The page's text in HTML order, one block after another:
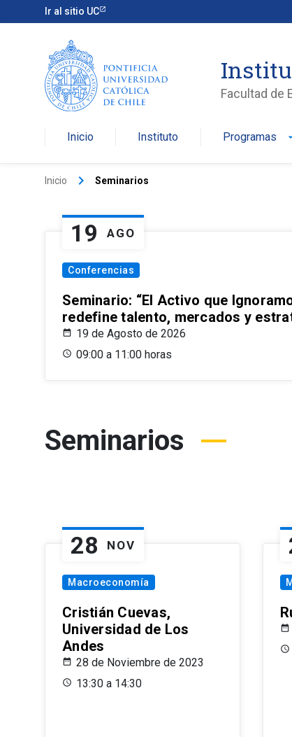
Ir al sitio UC
Facultad de
Inicio Instituto Programas arrow_drop_down
Inicio keyboard_arrow_right Seminarios
19 AGO
Conferencias
Seminario: “El Activo que
redefine talento, mercados y
19 de Agosto de 2026
09:00 a 11:00 horas
Seminarios
28 NOV
Macroeconomía
Cristián Cuevas,
Universidad de Los
Andes
28 de Noviembre de 2023
13:30 a 14:30